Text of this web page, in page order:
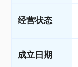
经营状态
成立日期